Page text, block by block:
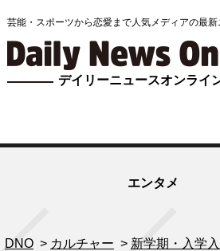
芸能・スポーツから恋愛まで人気メディアの最
デイリーニュースオンライ
エンタメ
DNO > カルチャー > 新学期・入学